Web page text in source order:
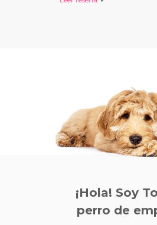
¡Hola! Soy
perro de